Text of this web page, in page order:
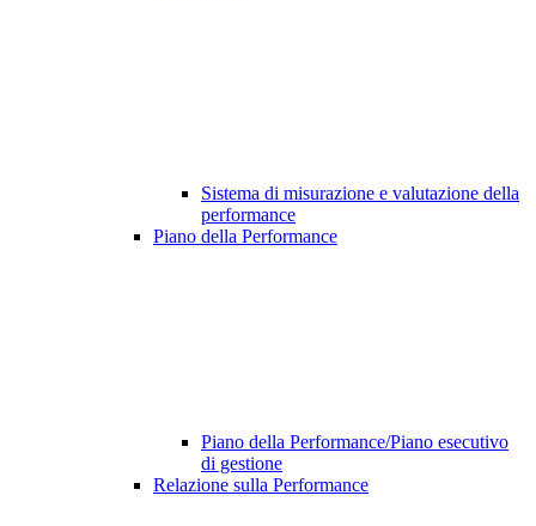
Sistema di misurazione e valutazione della
performance
Piano della Performance
Piano della Performance/Piano esecutivo
di gestione
Relazione sulla Performance